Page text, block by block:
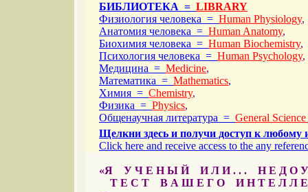
БИБЛИОТЕКА = LIBRARY
Физиология человека = Human Physiology,
Анатомия человека = Human Anatomy,
Биохимия человека = Human Biochemistry,
Психология человека = Human Psychology,
Медицина = Medicine,
Математика = Mathematics,
Химия = Chemistry,
Физика = Physics,
Общенаучная литература = General
Щелкни здесь и получи доступ к любому
Click here and receive access to the any
«Я У Ч Е Н Ы Й И Л И . . . Н Е Д О У
Т Е С Т В А Ш Е Г О И Н Т Е Л Л Е